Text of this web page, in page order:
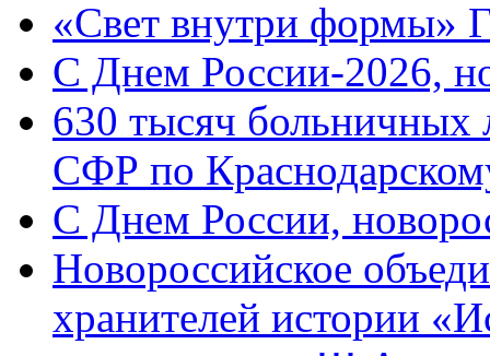
«Свет внутри формы»
C Днем России-2026,
630 тысяч больничных
СФР по
C Днем России,
Новороссийское
хранителей истории